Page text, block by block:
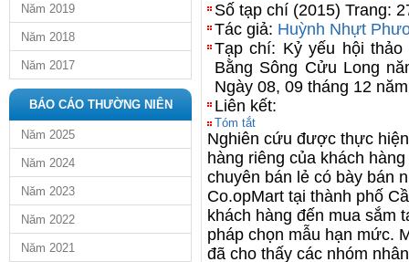
Năm 2019
Năm 2018
Năm 2017
BÁO CÁO THƯỜNG NIÊN
Năm 2025
Năm 2024
Năm 2023
Năm 2022
Năm 2021
Số tạp chí (2015) Trang:
Tác giả: Huỳnh Nhựt
Tạp chí: Kỷ yếu hội
Bằng Sông Cửu Long
Ngày 08, 09 tháng 12
Liên kết:
Tóm tắt
Nghiên cứu được thực
hàng riêng của khách
chuyên bán lẻ có bày bán
Co.opMart tại thành phố
khách hàng đến mua sắm
pháp chọn mẫu hạn mức.
đã cho thấy các nhóm